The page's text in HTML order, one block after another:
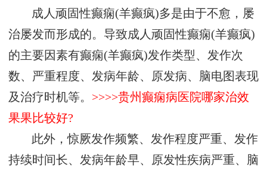
成人顽固性癫痫(羊癫疯)多是由于不愈，屡
治屡发而形成的。导致成人顽固性癫痫(羊癫疯)
的主要因素有癫痫(羊癫疯)发作类型、发作次
数、严重程度、发病年龄、原发病、脑电图表现
及治疗时机等。 >>>>贵州癫痫病医院哪家治效
果果比较好?
此外，惊厥发作频繁、发作程度严重、发作
持续时间长、发病年龄早、原发性疾病严重、脑